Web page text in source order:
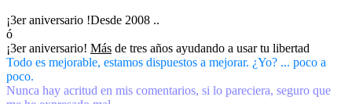
¡3er aniversario !Desde 2008 ..
ó
¡3er aniversario! Más de tres años ayudando a usar tu libertad
Todo es mejorable, estamos dispuestos a mejorar. ¿Yo? ... poco a
poco.
Nunca hay acritud en mis comentarios, si lo pareciera, seguro que